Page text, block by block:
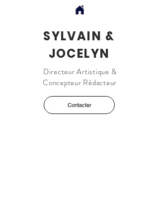
SYLVAIN &
JOCELYN
Contacter
Directeur Artistique &
Concepteur Rédacteur